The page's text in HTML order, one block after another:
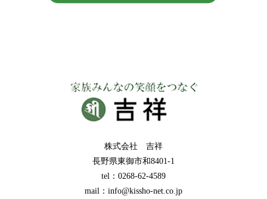
株式会社 吉祥
長野県東御市和8401-1
tel：0268-62-4589
mail：info@kissho-net.co.jp